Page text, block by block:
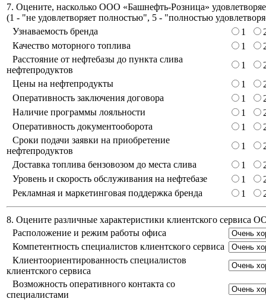
7. Оцените, насколько ООО «Башнефть-Розница»
(1 - "не удовлетворяет полностью", 5 - "полностью
Узнаваемость бренда
1
Качество моторного топлива
1
Расстояние от нефтебазы до пункта слива
нефтепродуктов
1
Цены на нефтепродукты
1
Оперативность заключения договора
1
Наличие программы лояльности
1
Оперативность документооборота
1
Сроки подачи заявки на приобретение
нефтепродуктов
1
Доставка топлива бензовозом до места слива
1
Уровень и скорость обслуживания на нефтебазе
1
Рекламная и маркетинговая поддержка бренда
1
8. Оцените различные характеристики клиентского сервиса
Расположение и режим работы офиса
Компетентность специалистов клиентского сервиса
Клиентоориентированность специалистов
клиентского сервиса
Возможность оперативного контакта со
специалистами